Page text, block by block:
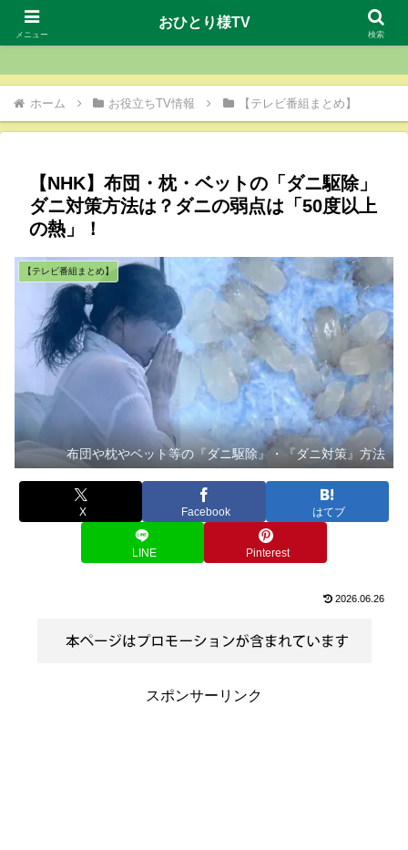
おひとり様TV
ホーム お役立ちTV情報 【テレビ番組まとめ】
【NHK】布団・枕・ベットの「ダニ駆除」
ダニ対策方法は？ダニの弱点は「50度以上
の熱」！
【テレビ番組まとめ】
布団や枕やベット等の『ダニ駆除』・『ダニ対策』方法
X Facebook はてブ
LINE Pinterest
2026.06.26
スポンサーリンク
メニュー
おひとり様TV
検索